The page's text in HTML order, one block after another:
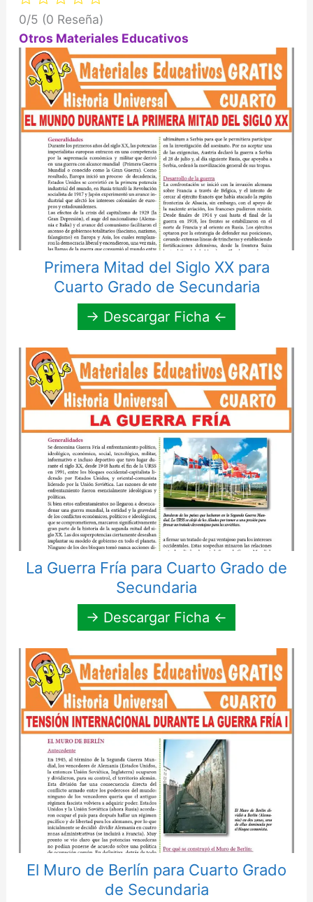
0/5 (0 Reseña)
Otros Materiales Educativos
Primera Mitad del Siglo XX para
Cuarto Grado de Secundaria
→ Descargar Ficha ←
La Guerra Fría para Cuarto Grado de
Secundaria
→ Descargar Ficha ←
El Muro de Berlín para Cuarto Grado
de Secundaria